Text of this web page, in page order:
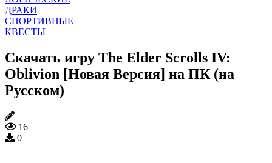
ДРАКИ
СПОРТИВНЫЕ
КВЕСТЫ
Скачать игру The Elder Scrolls IV:
Oblivion [Новая Версия] на ПК (на
Русском)
16
0